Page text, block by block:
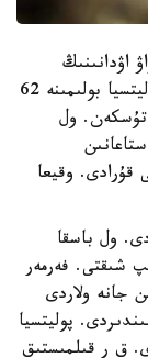
اۋدانىنىڭ
پوليتسيا باسقارماسى ع. مۇستافين كەنتىنىڭ پوليتسيا بولىمىنە 62
تۇسكەن. ول
تەڭگەنى قۇرادى. وقيعا
ول باسقا
بولىپ شىقتى. فەرمەر
جانە ولاردى
پوليتسيا
ق ر قىلمىستىق